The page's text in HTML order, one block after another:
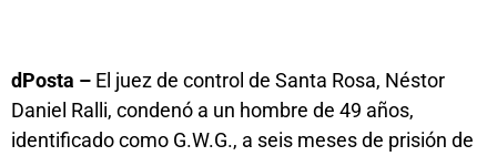
dPosta – El juez de control de Santa Rosa, Néstor
Daniel Ralli, condenó a un hombre de 49 años,
identificado como G.W.G., a seis meses de prisión de